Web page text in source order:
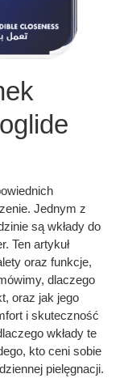
Jednym z
są wkłady do
Ten artykuł
oraz funkcje,
dlaczego
oraz jak jego
i skuteczność
wkłady te
kto ceni sobie
pielęgnacji.